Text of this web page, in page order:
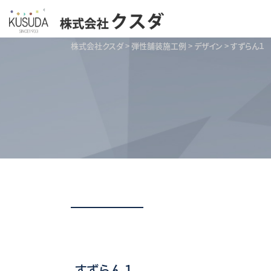
株式会社クスダ> 弾性舗装施工例 > デザイン >すずらん１